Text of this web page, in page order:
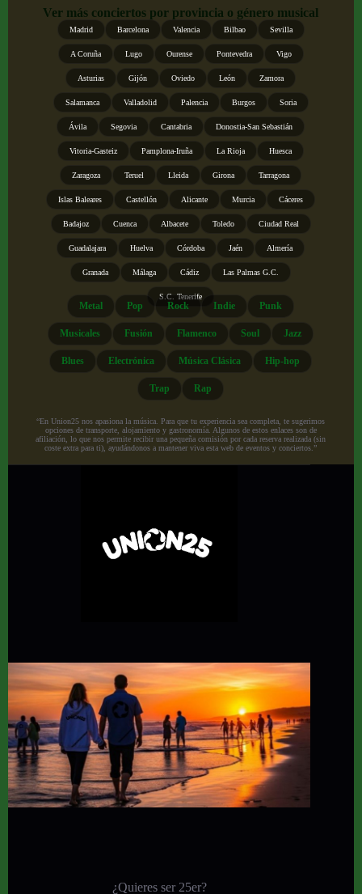
Ver más conciertos por provincia o género musical
Madrid Barcelona Valencia Bilbao Sevilla
A Coruña Lugo Ourense Pontevedra Vigo
Asturias Gijón Oviedo León Zamora
Salamanca Valladolid Palencia Burgos Soria
Ávila Segovia Cantabria Donostia-San Sebastián
Vitoria-Gasteiz Pamplona-Iruña La Rioja Huesca
Zaragoza Teruel Lleida Girona Tarragona
Islas Baleares Castellón Alicante Murcia Cáceres
Badajoz Cuenca Albacete Toledo Ciudad Real
Guadalajara Huelva Córdoba Jaén Almería
Granada Málaga Cádiz Las Palmas G.C.
S.C. Tenerife
Metal Pop Rock Indie Punk
Musicales Fusión Flamenco Soul Jazz
Blues Electrónica Música Clásica Hip-hop
Trap Rap
“En Union25 nos apasiona la música. Para que tu experiencia sea completa, te sugerimos
opciones de transporte, alojamiento y gastronomía. Algunos de estos enlaces son de
afiliación, lo que nos permite recibir una pequeña comisión por cada reserva realizada (sin
coste extra para ti), ayudándonos a mantener viva esta web de eventos y conciertos.”
¿Quieres ser 25er?